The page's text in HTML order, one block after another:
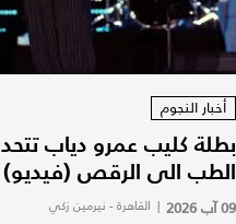
أخبار النجوم
بطلة كليب عمرو دياب
الطب الى الرقص (فيديو)
09 آب 2026 | القاهرة - نيرمين زكي